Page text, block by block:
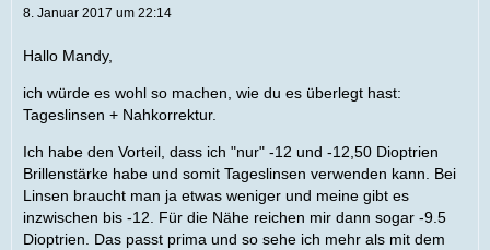
8. Januar 2017 um 22:14
Hallo Mandy,
ich würde es wohl so machen, wie du es überlegt hast:
Tageslinsen + Nahkorrektur.
Ich habe den Vorteil, dass ich "nur" -12 und -12,50 Dioptrien
Brillenstärke habe und somit Tageslinsen verwenden kann. Bei
Linsen braucht man ja etwas weniger und meine gibt es
inzwischen bis -12. Für die Nähe reichen mir dann sogar -9.5
Dioptrien. Das passt prima und so sehe ich mehr als mit dem